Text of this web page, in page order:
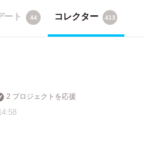
ート 44 コレクター 413
2 プロジェクトを応援